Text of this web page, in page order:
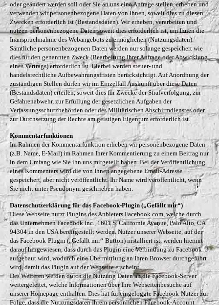
oder geändert werden soll oder Sie an uns eine Anfrage stellen, erheben und
verwenden wir personenbezogene Daten von Ihnen, soweit dies zu diesen
Zwecken erforderlich ist (Bestandsdaten). Wir erheben, verarbeiten und
nutzen personenbezogene Daten soweit dies erforderlich ist, um Ihnen die
Inanspruchnahme des Webangebots zu ermöglichen (Nutzungsdaten).
Sämtliche personenbezogenen Daten werden nur solange gespeichert wie
dies für den genannten Zweck (Bearbeitung Ihrer Anfrage oder Abwicklung
eines Vertrags) erforderlich ist. Hierbei werden steuer- und
handelsrechtliche Aufbewahrungsfristen berücksichtigt. Auf Anordnung der
zuständigen Stellen dürfen wir im Einzelfall Auskunft über diese Daten
(Bestandsdaten) erteilen, soweit dies für Zwecke der Strafverfolgung, zur
Gefahrenabwehr, zur Erfüllung der gesetzlichen Aufgaben der
Verfassungsschutzbehörden oder des Militärischen Abschirmdienstes oder
zur Durchsetzung der Rechte am geistigen Eigentum erforderlich ist.
Kommentarfunktionen
Im Rahmen der Kommentarfunktion erheben wir personenbezogene Daten
(z.B. Name, E-Mail) im Rahmen Ihrer Kommentierung zu einem Beitrag nur
in dem Umfang wie Sie ihn uns mitgeteilt haben. Bei der Veröffentlichung
eines Kommentars wird die von Ihnen angegebene Email-Adresse
gespeichert, aber nicht veröffentlicht. Ihr Name wird veröffentlicht, wenn
Sie nicht unter Pseudonym geschrieben haben.
Datenschutzerklärung für das Facebook-Plugin („Gefällt mir“)
Diese Webseite nutzt Plugins des Anbieters Facebook.com, welche durch
das Unternehmen Facebook Inc., 1601 S. California Avenue, Palo Alto, CA
94304 in den USA bereitgestellt werden. Nutzer unserer Webseite, auf der
das Facebook-Plugin („Gefällt mir“-Button) installiert ist, werden hiermit
darauf hingewiesen, dass durch das Plugin eine Verbindung zu Facebook
aufgebaut wird, wodurch eine Übermittlung an Ihren Browser durchgeführt
wird, damit das Plugin auf der Webseite erscheint.
Des Weiteren werden durch die Nutzung Daten an die Facebook-Server
weitergeleitet, welche Informationen über Ihre Webseitenbesuche auf
unserer Homepage enthalten. Dies hat für eingeloggte Facebook-Nutzer zur
Folge, dass die Nutzungsdaten Ihrem persönlichen Facebook-Account